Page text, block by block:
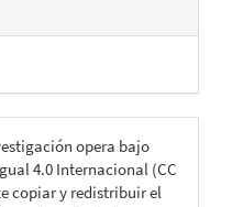
opera bajo
4.0 Internacional (CC
copiar y redistribuir el